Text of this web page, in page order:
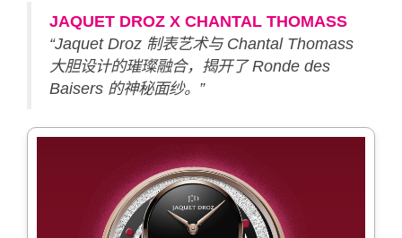
JAQUET DROZ X CHANTAL THOMASS
“Jaquet Droz 制表艺术与 Chantal Thomass
大胆设计的璀璨融合，揭开了 Ronde des
Baisers 的神秘面纱。”